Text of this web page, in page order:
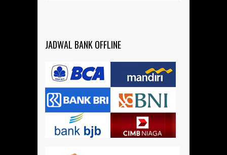
JADWAL BANK OFFLINE